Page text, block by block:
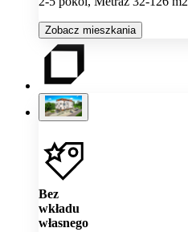
Zobacz mieszkania
Bez
wkładu
własnego